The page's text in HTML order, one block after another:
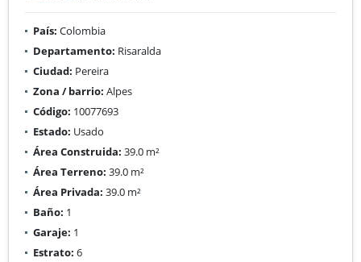
País: Colombia
Departamento: Risaralda
Ciudad: Pereira
Zona / barrio: Alpes
Código: 10077693
Estado: Usado
Área Construida: 39.0 m²
Área Terreno: 39.0 m²
Área Privada: 39.0 m²
Baño: 1
Garaje: 1
Estrato: 6